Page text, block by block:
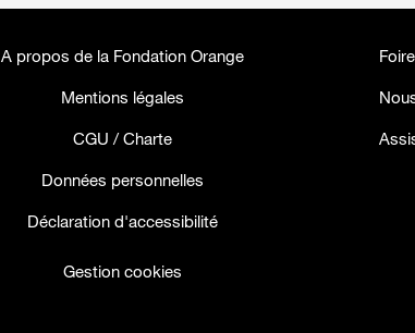
A propos de la Fondation Orange
Mentions légales
CGU / Charte
Données personnelles
Déclaration d'accessibilité
Gestion cookies